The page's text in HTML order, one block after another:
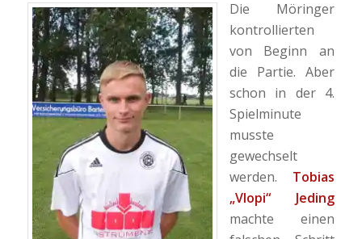
Die Möringer
kontrollierten
von Beginn an
die Partie. Aber
schon in der 4.
Spielminute
musste
gewechselt
werden. Tobias
„Vlopi“ Jeding
machte einen